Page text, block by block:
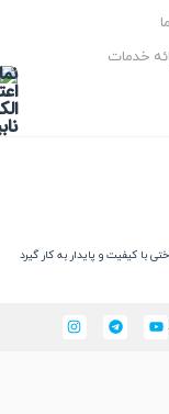
به کار گیرد